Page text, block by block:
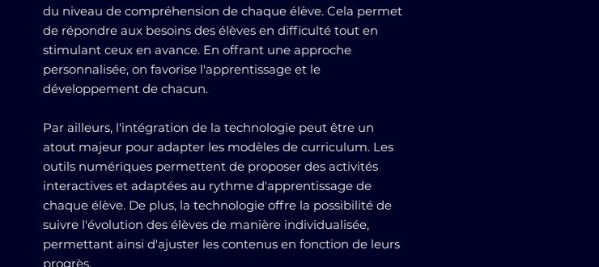
du niveau de compréhension de chaque élève. Cela permet
de répondre aux besoins des élèves en difficulté tout en
stimulant ceux en avance. En offrant une approche
personnalisée, on favorise l'apprentissage et le
développement de chacun.
Par ailleurs, l'intégration de la technologie peut être un
atout majeur pour adapter les modèles de curriculum. Les
outils numériques permettent de proposer des activités
interactives et adaptées au rythme d'apprentissage de
chaque élève. De plus, la technologie offre la possibilité de
suivre l'évolution des élèves de manière individualisée,
permettant ainsi d'ajuster les contenus en fonction de leurs
progrès.